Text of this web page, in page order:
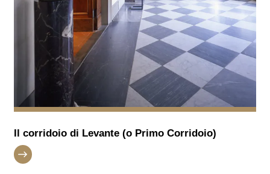
Il corridoio di Levante (o Primo Corridoio)